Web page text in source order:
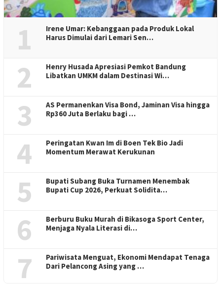
1
Irene Umar: Kebanggaan pada Produk Lokal
Harus Dimulai dari Lemari Sen…
2
Henry Husada Apresiasi Pemkot Bandung
Libatkan UMKM dalam Destinasi Wi…
3
AS Permanenkan Visa Bond, Jaminan Visa hingga
Rp360 Juta Berlaku bagi …
4
Peringatan Kwan Im di Boen Tek Bio Jadi
Momentum Merawat Kerukunan
5
Bupati Subang Buka Turnamen Menembak
Bupati Cup 2026, Perkuat Solidita…
6
Berburu Buku Murah di Bikasoga Sport Center,
Menjaga Nyala Literasi di…
7
Pariwisata Menguat, Ekonomi Mendapat Tenaga
Dari Pelancong Asing yang …